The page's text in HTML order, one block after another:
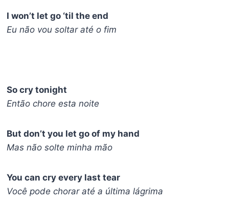
I won’t let go ‘til the end
Eu não vou soltar até o fim
So cry tonight
Então chore esta noite
But don’t you let go of my hand
Mas não solte minha mão
You can cry every last tear
Você pode chorar até a última lágrima